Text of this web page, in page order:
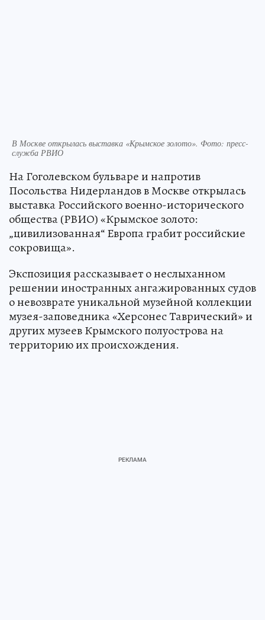
В Москве открылась выставка «Крымское золото». Фото: пресс-
служба РВИО
На Гоголевском бульваре и напротив
Посольства Нидерландов в Москве открылась
выставка Российского военно-исторического
общества (РВИО) «Крымское золото:
„цивилизованная“ Европа грабит российские
сокровища».
Экспозиция рассказывает о неслыханном
решении иностранных ангажированных судов
о невозврате уникальной музейной коллекции
музея-заповедника «Херсонес Таврический» и
других музеев Крымского полуострова на
территорию их происхождения.